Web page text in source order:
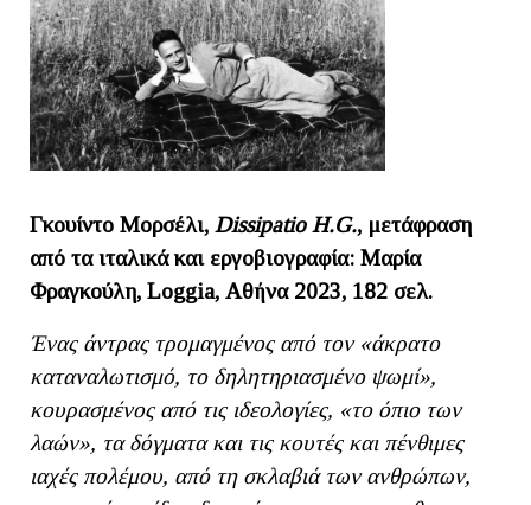
Γκουίντο Μορσέλι, Dissipatio H.G., μετάφραση
από τα ιταλικά και εργοβιογραφία: Μαρία
Φραγκούλη, Loggia, Αθήνα 2023, 182 σελ.
Ένας άντρας τρομαγμένος από τον «άκρατο
καταναλωτισμό, το δηλητηριασμένο ψωμί»,
κουρασμένος από τις ιδεολογίες, «το όπιο των
λαών», τα δόγματα και τις κουτές και πένθιμες
ιαχές πολέμου, από τη σκλαβιά των ανθρώπων,